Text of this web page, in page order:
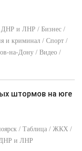
ДНР и ЛНР / Бизнес /
и криминал / Спорт /
на-Дону / Видео /
/ Таблица / ЖКХ /
ДНР и ЛНР